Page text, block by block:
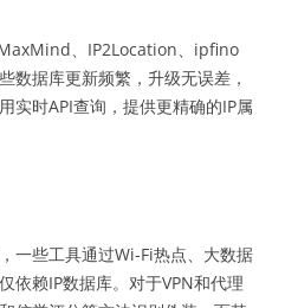
、IP2Location、ipfino
数据库更新频繁，升级无误差，
实时API查询，提供更精确的IP属
一些工具通过Wi-Fi热点、大数据
依赖IP数据库。对于VPN和代理